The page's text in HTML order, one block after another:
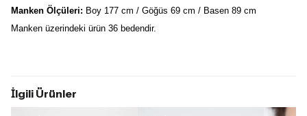
Manken Ölçüleri: Boy 177 cm / Göğüs 69 cm / Basen 89 cm
Manken üzerindeki ürün 36 bedendir.
İlgili Ürünler